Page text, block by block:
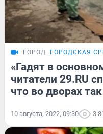
ГОРОД ГОРОДСКАЯ
«Гадят в
читатели 29.RU
что во дворах
10 августа, 2022, 09:30 3